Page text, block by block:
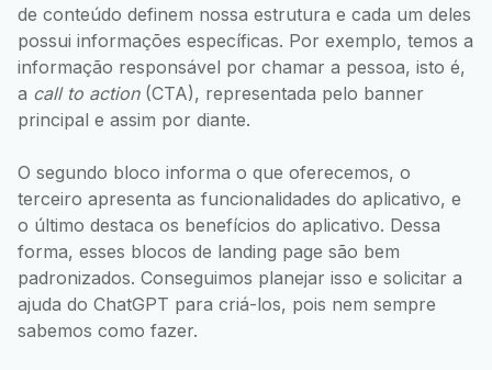
de conteúdo definem nossa estrutura e cada um deles
possui informações específicas. Por exemplo, temos a
informação responsável por chamar a pessoa, isto é,
a call to action(CTA), representada pelo banner
principal e assim por diante.
O segundo bloco informa o que oferecemos, o
terceiro apresenta as funcionalidades do aplicativo, e
o último destaca os benefícios do aplicativo. Dessa
forma, esses blocos de landing page são bem
padronizados. Conseguimos planejar isso e solicitar a
ajuda do ChatGPT para criá-los, pois nem sempre
sabemos como fazer.